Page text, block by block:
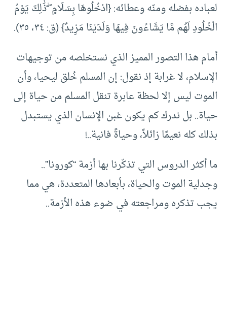
لعباده بفضله ومنّه وعطائه: {ادْخُلُوهَا بِسَلَامٍ ۖ ذَٰلِكَ يَوْمُ
الْخُلُودِ لَهُم مَّا يَشَاءُونَ فِيهَا وَلَدَيْنَا مَزِيدٌ} (ق: ٣٤، ٣٥).
أمام هذا التصور المميز الذي نستخلصه من توجيهات
الإسلام، لا غرابة إذ نقول: إن المسلم خُلق ليحيا، وأن
الموت ليس إلا لحظة عابرة تنقل المسلم من حياة إلى
حياة.. بل ندرك كم يكون غبن الإنسان الذي يستبدل
بذلك كله نعيمًا زائلاً، وحياةً فانية..!
ما أكثر الدروس التي تذكّرنا بها أزمة “كورونا”..
وجدلية الموت والحياة، بأبعادها المتعددة، هي مما
يجب تذكره ومراجعته في ضوء هذه الأزمة..